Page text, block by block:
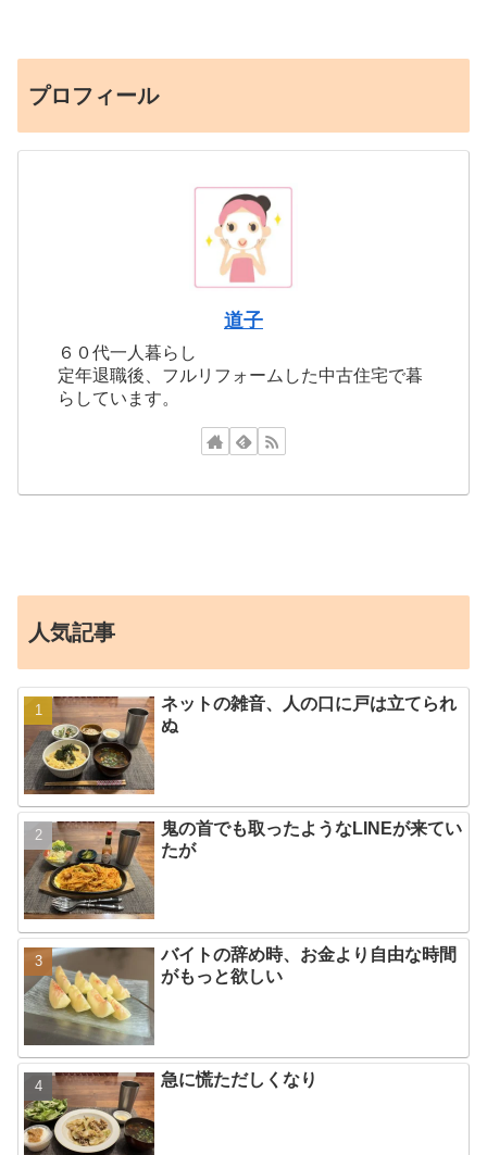
プロフィール
道子
６０代一人暮らし
定年退職後、フルリフォームした中古住宅で暮
らしています。
人気記事
ネットの雑音、人の口に戸は立てられ
ぬ
鬼の首でも取ったようなLINEが来てい
たが
バイトの辞め時、お金より自由な時間
がもっと欲しい
急に慌ただしくなり